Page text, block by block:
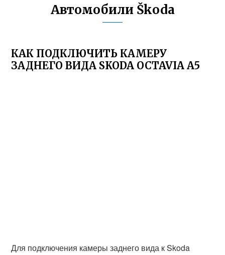
Автомобили Škoda
КАК ПОДКЛЮЧИТЬ КАМЕРУ
ЗАДНЕГО ВИДА SKODA OCTAVIA A5
Для подключения камеры заднего вида к Skoda